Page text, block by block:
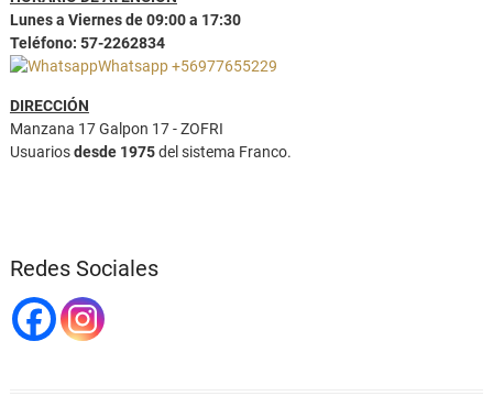
Lunes a Viernes de 09:00 a 17:30
Teléfono: 57-2262834
Whatsapp +56977655229
DIRECCIÓN
Manzana 17 Galpon 17 - ZOFRI
Usuariosdesde 1975del sistema Franco.
Redes Sociales